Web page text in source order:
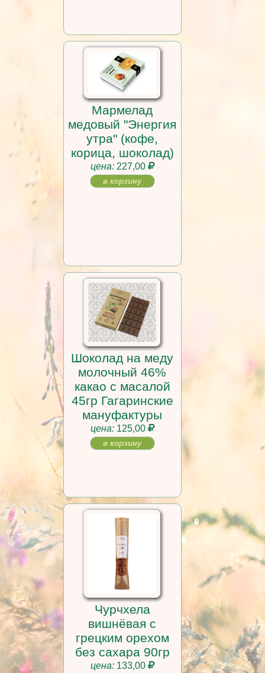
Мармелад
медовый "Энергия
утра" (кофе,
корица, шоколад)
цена:227,00
в корзину
Шоколад на меду
молочный 46%
какао с масалой
45гр Гагаринские
мануфактуры
цена:125,00
в корзину
Чурчхела
вишнёвая с
грецким орехом
без сахара 90гр
цена:133,00